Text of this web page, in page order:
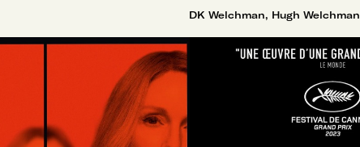
DK Welchman, Hugh Welchman